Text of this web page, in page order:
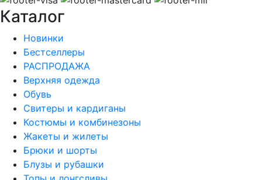
Каталог
Новинки
Бестселлеры
РАСПРОДАЖА
Верхняя одежда
Обувь
Свитеры и кардиганы
Костюмы и комбинезоны
Жакеты и жилеты
Брюки и шорты
Блузы и рубашки